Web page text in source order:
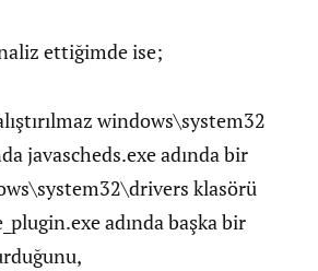
ettiğimde ise;
windows\system32
javascheds.exe adında bir
klasörü
adında başka bir